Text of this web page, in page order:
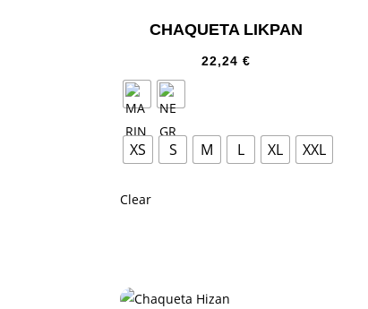
CHAQUETA LIKPAN
22,24€
XS S M L XL XXL
Clear